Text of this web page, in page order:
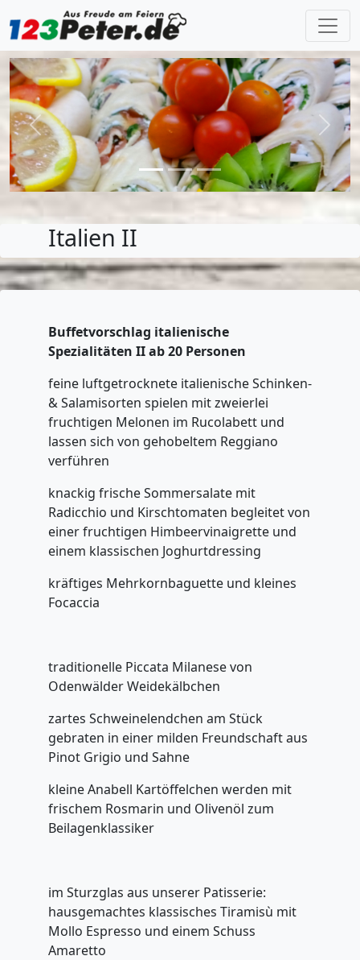
Previous Next
Italien II
Buffetvorschlag italienische
Spezialitäten II ab 20 Personen
feine luftgetrocknete italienische Schinken-
& Salamisorten spielen mit zweierlei
fruchtigen Melonen im Rucolabett und
lassen sich von gehobeltem Reggiano
verführen
knackig frische Sommersalate mit
Radicchio und Kirschtomaten begleitet von
einer fruchtigen Himbeervinaigrette und
einem klassischen Joghurtdressing
kräftiges Mehrkornbaguette und kleines
Focaccia
traditionelle Piccata Milanese von
Odenwälder Weidekälbchen
zartes Schweinelendchen am Stück
gebraten in einer milden Freundschaft aus
Pinot Grigio und Sahne
kleine Anabell Kartöffelchen werden mit
frischem Rosmarin und Olivenöl zum
Beilagenklassiker
im Sturzglas aus unserer Patisserie:
hausgemachtes klassisches Tiramisù mit
Mollo Espresso und einem Schuss
Amaretto